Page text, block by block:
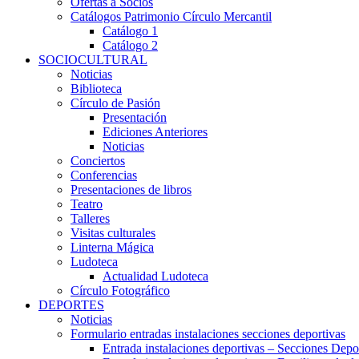
Catálogos Patrimonio Círculo Mercantil
Catálogo 1
Catálogo 2
SOCIOCULTURAL
Noticias
Biblioteca
Círculo de Pasión
Presentación
Ediciones Anteriores
Noticias
Conciertos
Conferencias
Presentaciones de libros
Teatro
Talleres
Visitas culturales
Linterna Mágica
Ludoteca
Actualidad Ludoteca
Círculo Fotográfico
DEPORTES
Noticias
Formulario entradas instalaciones secciones deportivas
Entrada instalaciones deportivas – Secciones